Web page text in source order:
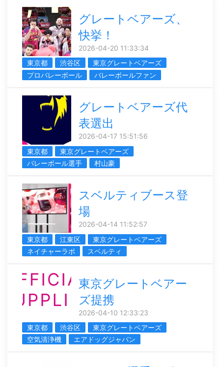
グレートベアーズ、
快挙！
2026-04-20 11:33:34
東京都
渋谷区
東京グレートベアーズ
プロバレーボール
バレーボールファン
グレートベアーズ代
表選出
2026-04-17 15:51:56
東京都
東京グレートベアーズ
バレーボール選手
村山豪
スベルティブース登
場
2026-04-14 11:52:57
東京都
江東区
東京グレートベアーズ
ネイチャーラボ
スベルティ
東京グレートベアー
ズ提携
2026-04-10 12:33:23
東京都
渋谷区
東京グレートベアーズ
空気清浄機
エアドッグジャパン